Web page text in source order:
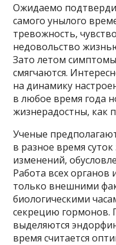
Ожидаемо
самого унылого
тревожность,
недовольство
Зато летом
смягчаются.
на динамику
в любое время года
жизнерадостны, как
Ученые
в разное время
изменений,
Работа всех органов
только внешними
биологическими
секрецию гормонов.
выделяются
время считается